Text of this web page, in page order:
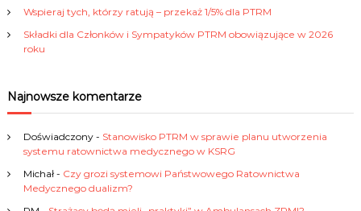
j
p
o
w
Wspieraj tych, którzy ratują – przekaż 1/5% dla PTRM
Składki dla Członków i Sympatyków PTRM obowiązujące w 2026
roku
Najnowsze komentarze
Doświadczony- Stanowisko PTRM w sprawie planu utworzenia
systemu ratownictwa medycznego w KSRG
Michał- Czy grozi systemowi Państwowego Ratownictwa
Medycznego dualizm?